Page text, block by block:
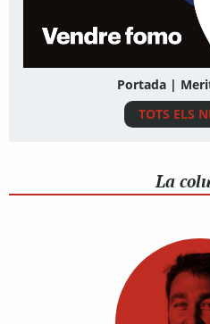
Portada |
TOTS ELS
La